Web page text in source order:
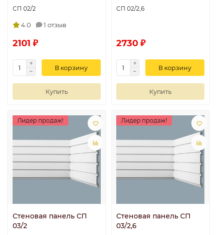
СП 02/2
4.0 1 отзыв
2101 ₽
В корзину
Купить
СП 02/2,6
2730 ₽
В корзину
Купить
Лидер продаж!
Стеновая панель СП
03/2
Лидер продаж!
Стеновая панель СП
03/2,6